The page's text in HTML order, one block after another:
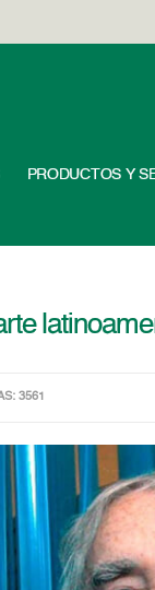
PRODUCTOS Y
3561